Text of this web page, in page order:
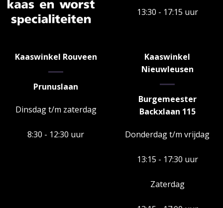
13:30 - 17:15 uur
Kaaswinkel Rouveen
Prunuslaan
Dinsdag t/m zaterdag
8:30 - 12:30 uur
Kaaswinkel
Nieuwleusen
Burgemeester
Backxlaan 115
Donderdag t/m vrijdag
13:15 - 17:30 uur
Zaterdag